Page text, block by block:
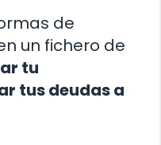
de
un fichero de
tu
tus deudas a